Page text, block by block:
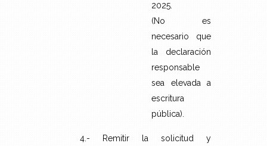
2025.
(No es
necesario que
la declaración
responsable
sea elevada a
escritura
pública).
4.- Remitir la solicitud y